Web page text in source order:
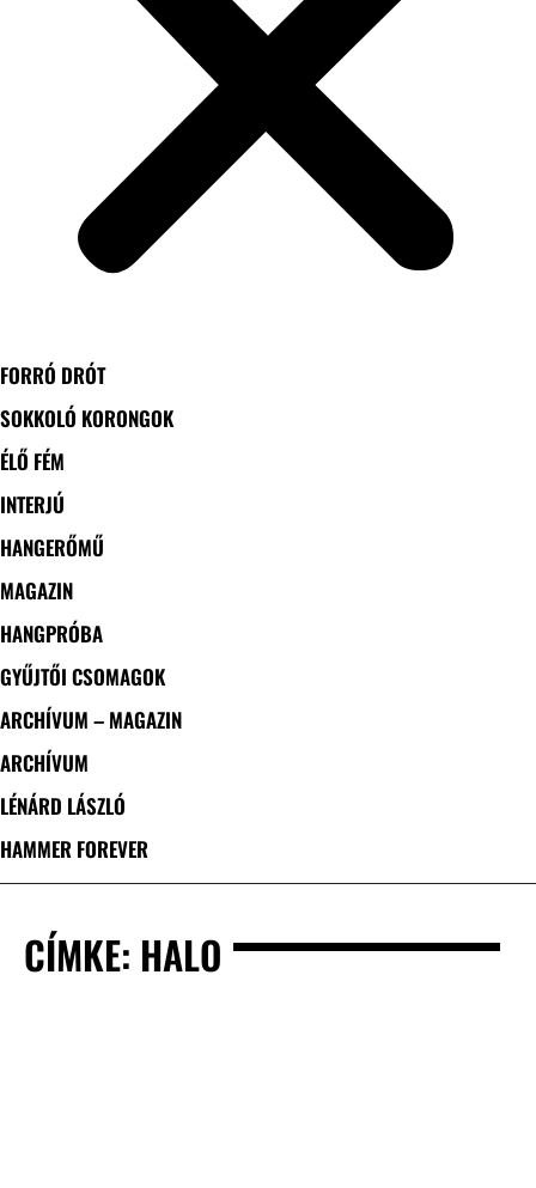
FORRÓ DRÓT
SOKKOLÓ KORONGOK
ÉLŐ FÉM
INTERJÚ
HANGERŐMŰ
MAGAZIN
HANGPRÓBA
GYŰJTŐI CSOMAGOK
ARCHÍVUM – MAGAZIN
ARCHÍVUM
LÉNÁRD LÁSZLÓ
HAMMER FOREVER
CÍMKE: HALO